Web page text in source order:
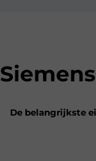
De belangrijkste